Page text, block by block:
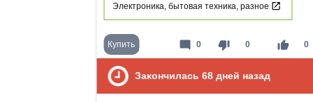
Электроника, бытовая техника, разное
Купить thumb_down 0 thumb_up 0
mode_comment 0
Закончилась 68 дней назад